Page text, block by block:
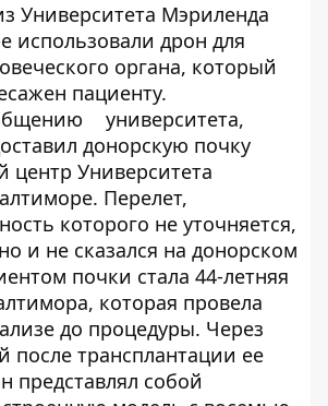
Университета Мэриленда
использовали дрон для
органа, который
пациенту.
университета,
донорскую почку
центр Университета
Перелет,
которого не уточняется,
и не сказался на донорском
почки стала 44-летняя
которая провела
до процедуры. Через
после трансплантации ее
представлял собой